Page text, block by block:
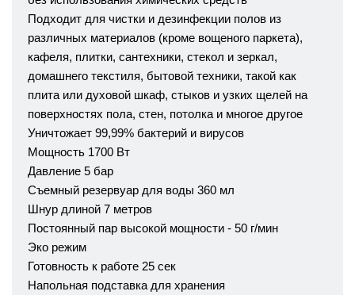
Подходит для чистки и дезинфекции полов из
различных материалов (кроме вощеного паркета),
кафеля, плитки, сантехники, стекол и зеркал,
домашнего текстиля, бытовой техники, такой как
плита или духовой шкаф, стыков и узких щелей на
поверхностях пола, стен, потолка и многое другое
Уничтожает 99,99% бактерий и вирусов
Мощность 1700 Вт
Давление 5 бар
Съемный резервуар для воды 360 мл
Шнур длиной 7 метров
Постоянный пар высокой мощности - 50 г/мин
Эко режим
Готовность к работе 25 сек
Напольная подставка для хранения